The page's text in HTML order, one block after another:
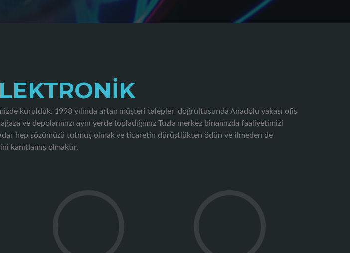
kurulduk. 1998 yılında artan müşteri talepleri doğrultusunda Anadolu yakası ofis
ve depolarımızı aynı yerde topladığımız Tuzla merkez binamızda faaliyetimizi
hep sözümüzü tutmuş olmak ve ticaretin dürüstlükten ödün verilmeden de
kanıtlamış olmaktır.